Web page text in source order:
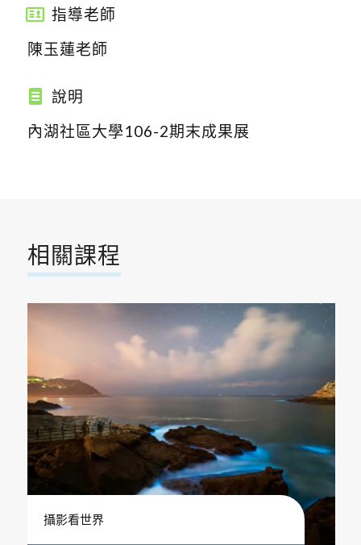
指導老師
陳玉蓮老師
說明
內湖社區大學106-2期末成果展
相關課程
攝影看世界